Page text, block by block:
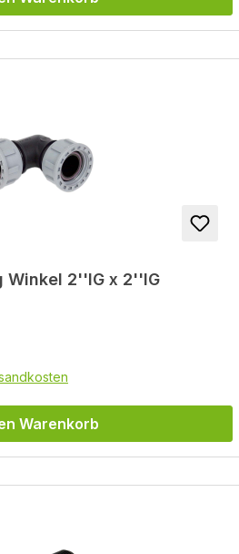
Winkel 2''IG x 2''IG
Warenkorb